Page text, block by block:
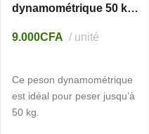
dynamométrique 50 kg
9.000CFA unité
Ce peson dynamométrique
est idéal pour peser jusqu’à
50 kg.